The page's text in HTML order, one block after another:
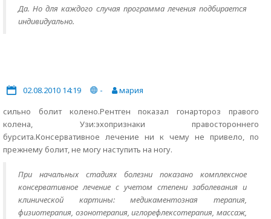
Да. Но для каждого случая программа лечения подбирается
индивидуально.
02.08.2010 14:19 -
мария
сильно болит колено.Рентген показал гонартороз правого
колена, Узи:эхопризнаки правостороннего
бурсита.Консервативное лечение ни к чему не привело, по
прежнему болит, не могу наступить на ногу.
При начальных стадиях болезни показано комплексное
консервативное лечение с учетом степени заболевания и
клинической картины: медикаментозная терапия,
физиотерапия, озонотерапия, иглорефлексотерапия, массаж,